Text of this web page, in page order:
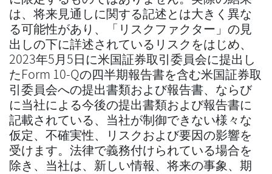
は、将来見通しに関する記述とは大きく異な
る可能性があり、「リスクファクター」の見
出しの下に詳述されているリスクをはじめ、
2023年5月5日に米国証券取引委員会に提出し
たForm 10-Qの四半期報告書を含む米国証券取
引委員会への提出書類および報告書、ならび
に当社による今後の提出書類および報告書に
記載されている、当社が制御できない様々な
仮定、不確実性、リスクおよび要因の影響を
受けます。法律で義務付けられている場合を
除き、当社は、新しい情報、将来の事象、期